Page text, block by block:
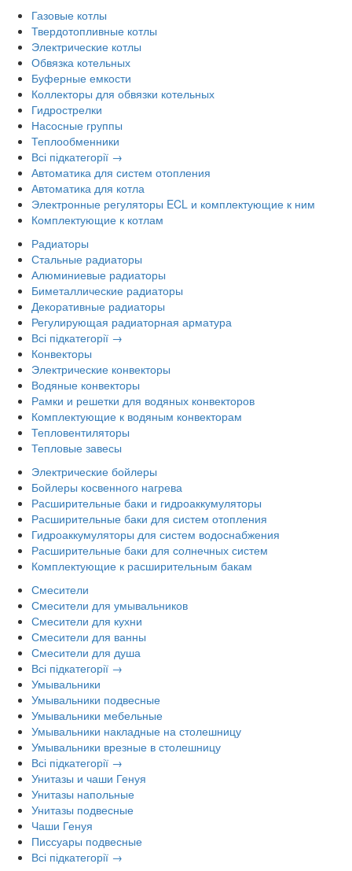
Газовые котлы
Твердотопливные котлы
Электрические котлы
Обвязка котельных
Буферные емкости
Коллекторы для обвязки котельных
Гидрострелки
Насосные группы
Теплообменники
Всі підкатегорії →
Автоматика для систем отопления
Автоматика для котла
Электронные регуляторы ECL и комплектующие к ним
Комплектующие к котлам
Радиаторы
Стальные радиаторы
Алюминиевые радиаторы
Биметаллические радиаторы
Декоративные радиаторы
Регулирующая радиаторная арматура
Всі підкатегорії →
Конвекторы
Электрические конвекторы
Водяные конвекторы
Рамки и решетки для водяных конвекторов
Комплектующие к водяным конвекторам
Тепловентиляторы
Тепловые завесы
Электрические бойлеры
Бойлеры косвенного нагрева
Расширительные баки и гидроаккумуляторы
Расширительные баки для систем отопления
Гидроаккумуляторы для систем водоснабжения
Расширительные баки для солнечных систем
Комплектующие к расширительным бакам
Смесители
Смесители для умывальников
Смесители для кухни
Смесители для ванны
Смесители для душа
Всі підкатегорії →
Умывальники
Умывальники подвесные
Умывальники мебельные
Умывальники накладные на столешницу
Умывальники врезные в столешницу
Всі підкатегорії →
Унитазы и чаши Генуя
Унитазы напольные
Унитазы подвесные
Чаши Генуя
Писсуары подвесные
Всі підкатегорії →